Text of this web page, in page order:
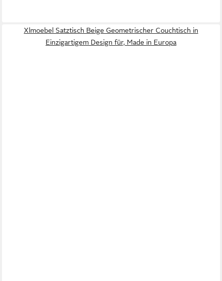
Xlmoebel Satztisch Beige Geometrischer Couchtisch in
Einzigartigem Design für, Made in Europa